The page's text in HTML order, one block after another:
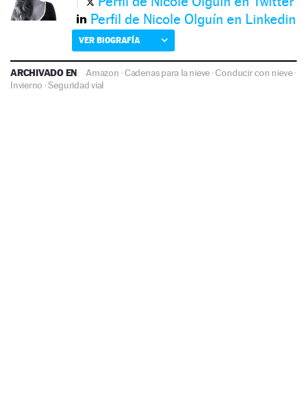
Perfil de Nicole Olguín en Linkedin
VER BIOGRAFÍA
ARCHIVADO EN Amazon ·Cadenas para la nieve ·Conducir con nieve·
Invierno ·Seguridad vial